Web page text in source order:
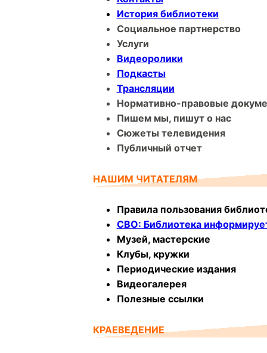
История библиотеки
Социальное партнерство
Услуги
Видеоролики
Подкасты
Трансляции
Нормативно-правовые
Пишем мы, пишут о нас
Сюжеты телевидения
Публичный отчет
НАШИМ ЧИТАТЕЛЯМ
Правила пользования
СВО: Библиотека
Музей, мастерские
Клубы, кружки
Периодические издания
Видеогалерея
Полезные ссылки
КРАЕВЕДЕНИЕ